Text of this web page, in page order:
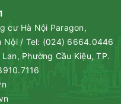
cư Hà Nội Paragon,
Nội/ Tel: (024) 6664.0446
Lan, Phường Cầu Kiệu, TP.